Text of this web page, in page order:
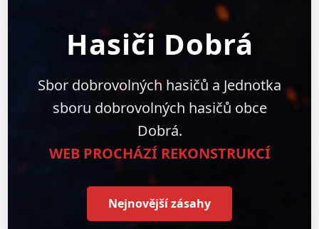
Hasiči Dobrá
Sbor dobrovolných hasičů a Jednotka
sboru dobrovolných hasičů obce
Dobrá.
WEB PROCHÁZÍ REKONSTRUKCÍ
Nejnovější zásahy